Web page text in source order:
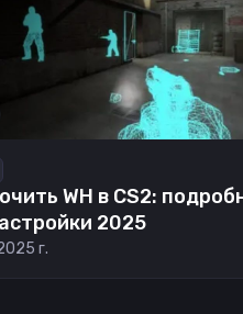
WH в CS2:
2025
г.